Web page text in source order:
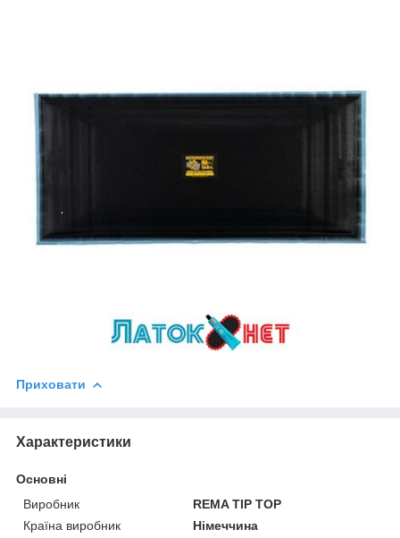
Приховати
Характеристики
Основні
Виробник
REMA TIP TOP
Країна виробник
Німеччина